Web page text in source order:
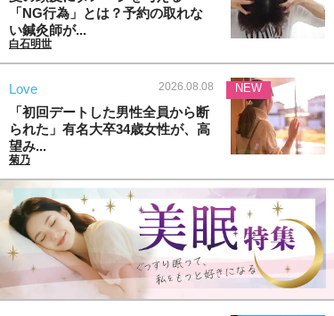
「NG行為」とは？予約の取れな
い鍼灸師が...
白石明世
Love 2026.08.08
「初回デートした男性全員から断
られた」有名大卒34歳女性が、高
望み...
菊乃
NEW